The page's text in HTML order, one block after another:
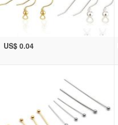
US$ 0.04